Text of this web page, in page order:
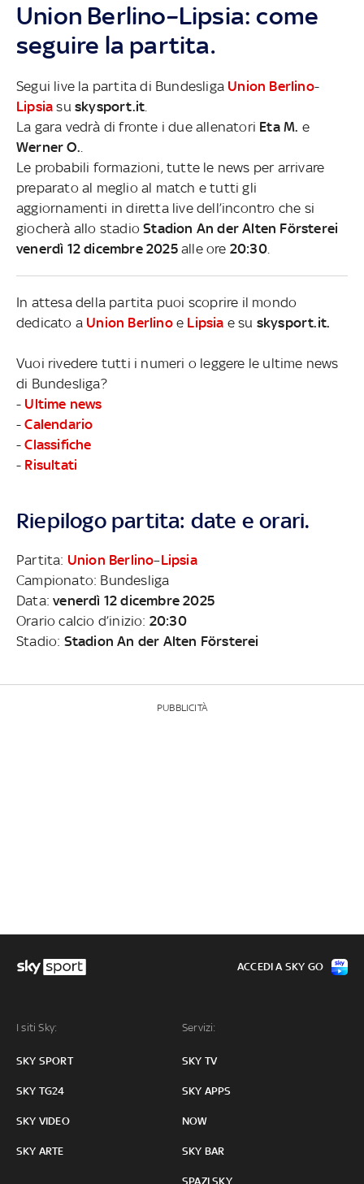
Union Berlino–Lipsia: come
seguire la partita.
Segui live la partita di Bundesliga Union Berlino-
Lipsia suskysport.it
La gara vedrà di fronte i due allenatori Eta M. e
Werner O.
Le probabili formazioni, tutte le news per arrivare
preparato al meglio al match e tutti gli
aggiornamenti in diretta live dell’incontro che si
giocherà allo stadioStadion An der Alten Försterei
venerdì 12 dicembre 2025alle ore 20:30.
In attesa della partita puoi scoprire il mondo
dedicato a Union Berlinoe Lipsia e su skysport.it.
Vuoi rivedere tutti i numeri o leggere le ultime news
di Bundesliga?
- Ultime news
-Calendario
-Classifiche
- Risultati
Riepilogo partita: date e orari.
Partita: Union Berlino–Lipsia
Campionato: Bundesliga
Data:venerdì 12 dicembre 2025
Orario calcio d’inizio: 20:30
Stadio: Stadion An der Alten Försterei
PUBBLICITÀ
I siti Sky:
SKY SPORT
SKY TG24
SKY VIDEO
SKY ARTE
Servizi:
SKY TV
SKY APPS
NOW
SKY BAR
SPAZI SKY
ACCEDI A SKY GO